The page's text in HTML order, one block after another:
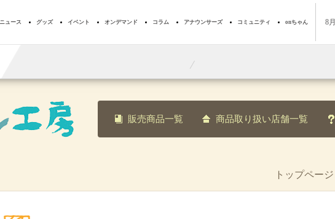
ニュース グッズ イベント オンデマンド コラム アナウンサーズ コミュニティ onちゃん 8月
販売商品一覧 商品取り扱い店舗一覧
トップページ